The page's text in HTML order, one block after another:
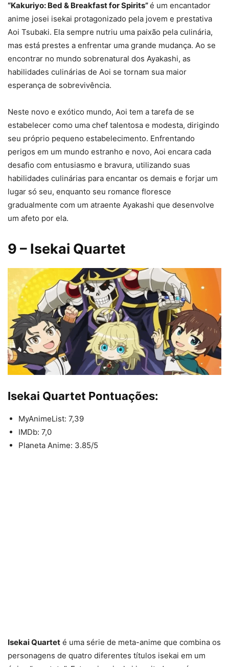
“Kakuriyo: Bed & Breakfast for Spirits”é um encantador
anime josei isekai protagonizado pela jovem e prestativa
Aoi Tsubaki. Ela sempre nutriu uma paixão pela culinária,
mas está prestes a enfrentar uma grande mudança. Ao se
encontrar no mundo sobrenatural dos Ayakashi, as
habilidades culinárias de Aoi se tornam sua maior
esperança de sobrevivência.
Neste novo e exótico mundo, Aoi tem a tarefa de se
estabelecer como uma chef talentosa e modesta, dirigindo
seu próprio pequeno estabelecimento. Enfrentando
perigos em um mundo estranho e novo, Aoi encara cada
desafio com entusiasmo e bravura, utilizando suas
habilidades culinárias para encantar os demais e forjar um
lugar só seu, enquanto seu romance floresce
gradualmente com um atraente Ayakashi que desenvolve
um afeto por ela.
9 – Isekai Quartet
Isekai Quartet Pontuações:
MyAnimeList: 7,39
IMDb: 7,0
Planeta Anime: 3.85/5
Isekai Quartet é uma série de meta-anime que combina os
personagens de quatro diferentes títulos isekai em um